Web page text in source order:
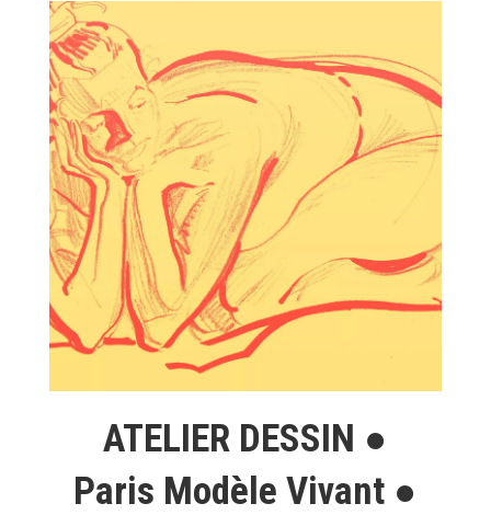
ATELIER DESSIN ●
Paris Modèle Vivant ●